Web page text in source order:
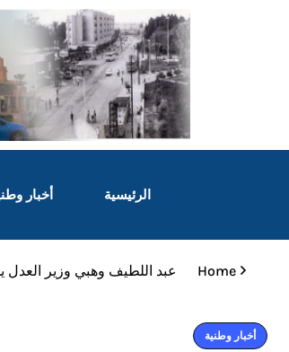
الرئيسية أخبار
Home عبد اللطيف وهبي وزير العدل
أخبار وطنية